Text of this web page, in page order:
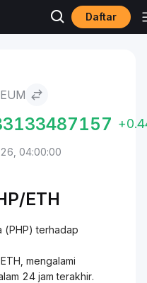
Daftar
Peso Filipina to Ethereum
04:00:00
ETH
(PHP) terhadap
mengalami
24 jam terakhir.